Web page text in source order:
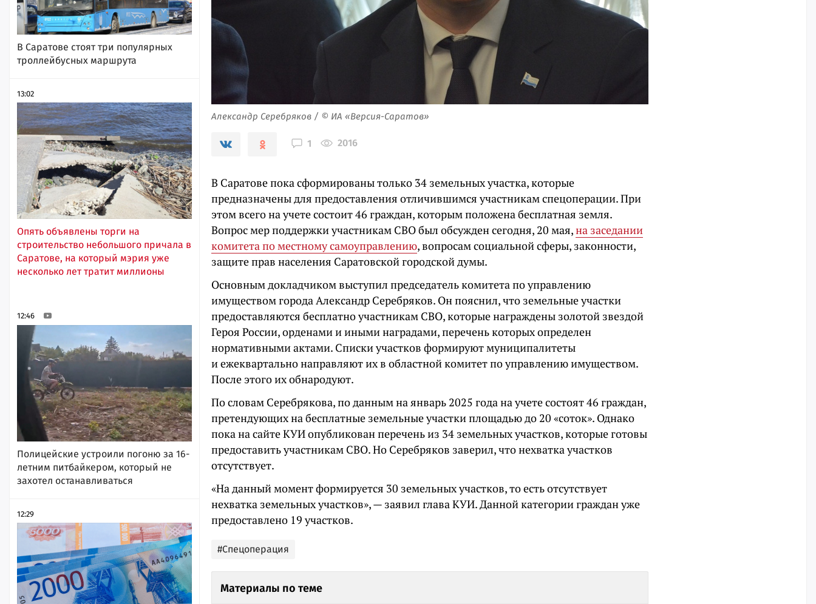
В Саратове стоят три популярных
троллейбусных маршрута
13:02
Опять объявлены торги на
строительство небольшого причала в
Саратове, на который мэрия уже
несколько лет тратит миллионы
12:46
Полицейские устроили погоню за 16-
летним питбайкером, который не
захотел останавливаться
12:29
Александр Серебряков / © ИА «Версия-Саратов»
1 2016
В Саратове пока сформированы только 34 земельных участка, которые
предназначены для предоставления отличившимся участникам спецоперации. При
этом всего на учете состоит 46 граждан, которым положена бесплатная земля.
Вопрос мер поддержки участникам СВО был обсужден сегодня, 20 мая,на заседании
комитета по местному самоуправлению, вопросам социальной сферы, законности,
защите прав населения Саратовской городской думы.
Основным докладчиком выступил председатель комитета по управлению
имуществом города Александр Серебряков. Он пояснил, что земельные участки
предоставляются бесплатно участникам СВО, которые награждены золотой звездой
Героя России, орденами и иными наградами, перечень которых определен
нормативными актами. Списки участков формируют муниципалитеты
и ежеквартально направляют их в областной комитет по управлению имуществом.
После этого их обнародуют.
По словам Серебрякова, по данным на январь 2025 года на учете состоят 46 граждан,
претендующих на бесплатные земельные участки площадью до 20 «соток». Однако
пока на сайте КУИ опубликован перечень из 34 земельных участков, которые готовы
предоставить участникам СВО. Но Серебряков заверил, что нехватка участков
отсутствует.
«На данный момент формируется 30 земельных участков, то есть отсутствует
нехватка земельных участков», — заявил глава КУИ. Данной категории граждан уже
предоставлено 19 участков.
#Спецоперация
Материалы по теме